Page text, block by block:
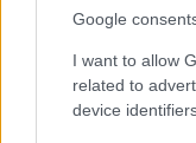
Google
I want to allow
related to
device
borbonica,
senza e della
d’Italia, di
concrete